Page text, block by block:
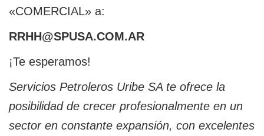
«COMERCIAL» a:
RRHH@SPUSA.COM.AR
¡Te esperamos!
Servicios Petroleros Uribe SA te ofrece la
posibilidad de crecer profesionalmente en un
sector en constante expansión, con excelentes